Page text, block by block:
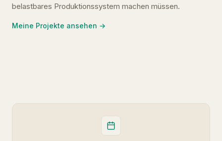
belastbares Produktionssystem machen müssen.
Meine Projekte ansehen →